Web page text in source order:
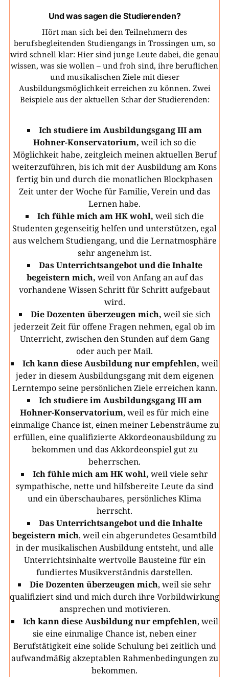
Und was sagen die Studierenden?
Hört man sich bei den Teilnehmern des
berufsbegleitenden Studiengangs in Trossingen um, so
wird schnell klar: Hier sind junge Leute dabei, die genau
wissen, was sie wollen – und froh sind, ihre beruflichen
und musikalischen Ziele mit dieser
Ausbildungsmöglichkeit erreichen zu können. Zwei
Beispiele aus der aktuellen Schar der Studierenden:
Ich studiere im Ausbildungsgang III am
Hohner-Konservatorium, weil ich so die
Möglichkeit habe, zeitgleich meinen aktuellen Beruf
weiterzuführen, bis ich mit der Ausbildung am Kons
fertig bin und durch die monatlichen Blockphasen
Zeit unter der Woche für Familie, Verein und das
Lernen habe.
Ich fühle mich am HK wohl, weil sich die
Studenten gegenseitig helfen und unterstützen, egal
aus welchem Studiengang, und die Lernatmosphäre
sehr angenehm ist.
Das Unterrichtsangebot und die Inhalte
begeistern mich, weil von Anfang an auf das
vorhandene Wissen Schritt für Schritt aufgebaut
wird.
Die Dozenten überzeugen mich, weil sie sich
jederzeit Zeit für offene Fragen nehmen, egal ob im
Unterricht, zwischen den Stunden auf dem Gang
oder auch per Mail.
Ich kann diese Ausbildung nur empfehlen, weil
jeder in diesem Ausbildungsgang mit dem eigenen
Lerntempo seine persönlichen Ziele erreichen kann.
Ich studiere im Ausbildungsgang III am
Hohner-Konservatorium, weil es für mich eine
einmalige Chance ist, einen meiner Lebensträume zu
erfüllen, eine qualifizierte Akkordeonausbildung zu
bekommen und das Akkordeonspiel gut zu
beherrschen.
Ich fühle mich am HK wohl, weil viele sehr
sympathische, nette und hilfsbereite Leute da sind
und ein überschaubares, persönliches Klima
herrscht.
Das Unterrichtsangebot und die Inhalte
begeistern mich, weil ein abgerundetes Gesamtbild
in der musikalischen Ausbildung entsteht, und alle
Unterrichtsinhalte wertvolle Bausteine für ein
fundiertes Musikverständnis darstellen.
Die Dozenten überzeugen mich, weil sie sehr
qualifiziert sind und mich durch ihre Vorbildwirkung
ansprechen und motivieren.
Ich kann diese Ausbildung nur empfehlen, weil
sie eine einmalige Chance ist, neben einer
Berufstätigkeit eine solide Schulung bei zeitlich und
aufwandmäßig akzeptablen Rahmenbedingungen zu
bekommen.